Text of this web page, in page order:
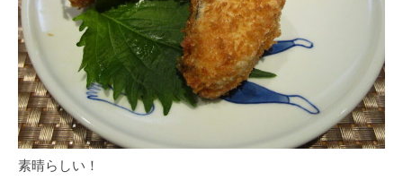
素晴らしい！